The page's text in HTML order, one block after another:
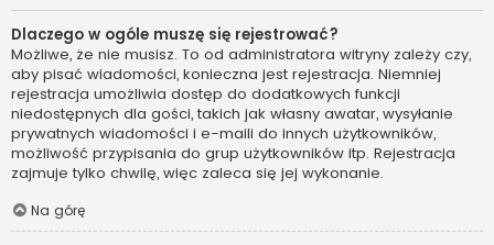
Dlaczego w ogóle muszę się rejestrować?
Możliwe, że nie musisz. To od administratora witryny zależy czy,
aby pisać wiadomości, konieczna jest rejestracja. Niemniej
rejestracja umożliwia dostęp do dodatkowych funkcji
niedostępnych dla gości, takich jak własny awatar, wysyłanie
prywatnych wiadomości i e-maili do innych użytkowników,
możliwość przypisania do grup użytkowników itp. Rejestracja
zajmuje tylko chwilę, więc zaleca się jej wykonanie.
Na górę